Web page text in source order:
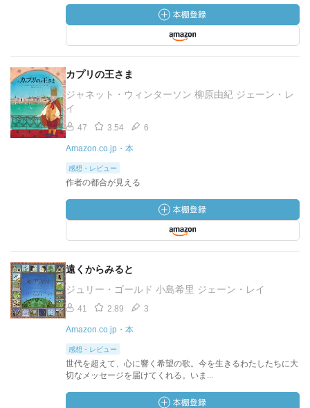
カプリの王さま
ジャネット・ウィンターソン 柳原由紀 ジェーン・レ
イ
47 3.54 6
Amazon.co.jp・本
感想・レビュー
作者の都合が見える
遠くからみると
ジュリー・ゴールド 小島希里 ジェーン・レイ
41 2.89 3
Amazon.co.jp・本
感想・レビュー
世代を超えて、心に響く希望の歌。今を生きるわたしたちに大
切なメッセージを届けてくれる。いま...